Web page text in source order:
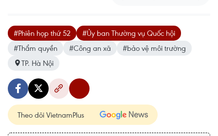
#Phiên họp thứ 52
#Ủy ban Thường vụ Quốc hội
#Thẩm quyền
#Công an xã
#bảo vệ môi trường
TP. Hà Nội
Theo dõi VietnamPlus